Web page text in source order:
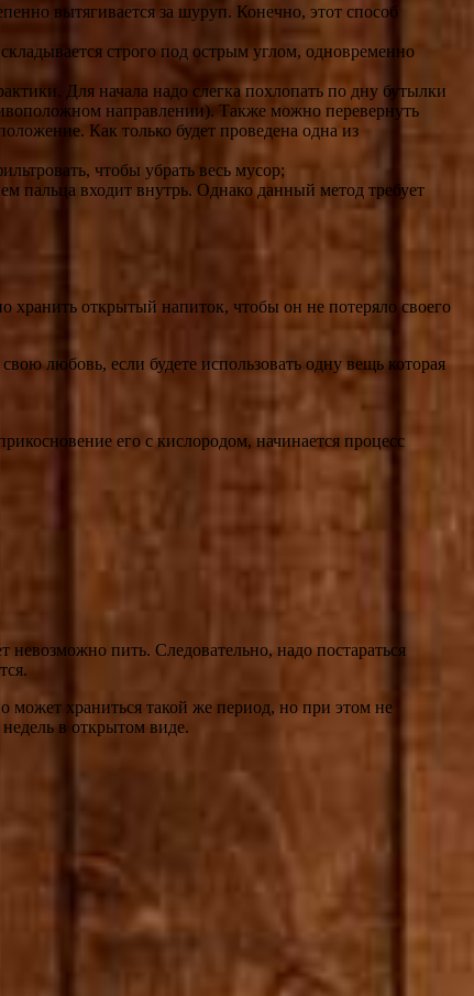
вытягивается за шуруп. Конечно, этот способ
строго под острым углом, одновременно
Для начала надо слегка похлопать по дну бутылки
направлении). Также можно перевернуть
Как только будет проведена одна из
чтобы убрать весь мусор;
пальца входит внутрь. Однако данный метод требует
хранить открытый напиток, чтобы он не потеряло своего
любовь, если будете использовать одну вещь которая
его с кислородом, начинается процесс
невозможно пить. Следовательно, надо постараться
может храниться такой же период, но при этом не
в открытом виде.